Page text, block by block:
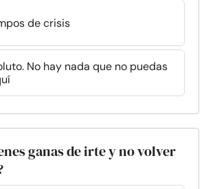
de crisis
No hay nada que no puedas
ganas de irte y no volver